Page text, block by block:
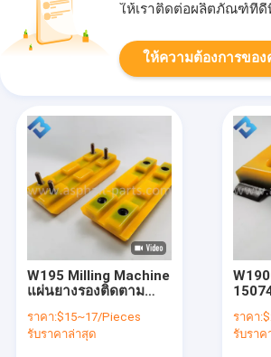
ให้เราติดต่อผลิตภัณฑ์ที่
ให้ความต้องการขอ
W195 Milling Machine
แผ่นยางรองติดตาม
ราคา:$15~17/Pieces
รับราคาล่าสุด
ระบบ
ราคา:
รับราค